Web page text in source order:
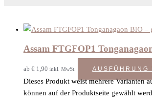
Assam FTGFOP1
ab € 1,90 inkl. MwSt. AUSFÜHRUNG
Dieses Produkt weist mehrere Varianten
können auf der Produktseite gewählt